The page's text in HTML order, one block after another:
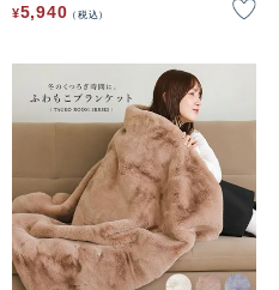
¥5,940 税込